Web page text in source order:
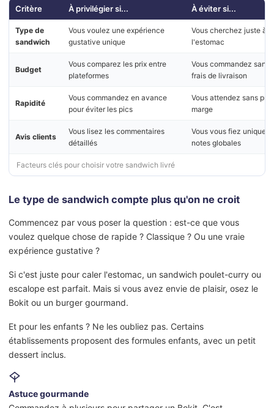
Facteurs clés pour choisir votre sandwich livré
Critère À privilégier si... À éviter si...
Type de
sandwich
Vous voulez une expérience
gustative unique
Vous cherchez juste à
l'estomac
Budget
Vous comparez les prix entre
plateformes
Vous commandez sans
frais de livraison
Rapidité
Vous commandez en avance
pour éviter les pics
Vous attendez sans
marge
Avis clients
Vous lisez les commentaires
détaillés
Vous vous fiez
notes globales
Le type de sandwich compte plus qu'on ne croit
Commencez par vous poser la question : est-ce que vous
voulez quelque chose de rapide ? Classique ? Ou une vraie
expérience gustative ?
Si c'est juste pour caler l'estomac, un sandwich poulet-curry ou
escalope est parfait. Mais si vous avez envie de plaisir, osez le
Bokit ou un burger gourmand.
Et pour les enfants ? Ne les oubliez pas. Certains
établissements proposent des formules enfants, avec un petit
dessert inclus.
Astuce gourmande